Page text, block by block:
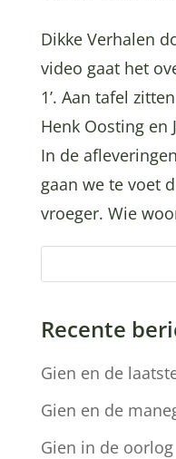
Dikke Verhalen
video gaat het
1’. Aan tafel
Henk Oosting en
In de
gaan we te voet
vroeger. Wie
Recente
Gien en de
Gien en de
Gien in de oorlog